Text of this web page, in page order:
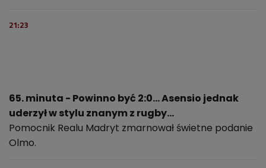
21:23
65. minuta - Powinno być 2:0... Asensio jednak
uderzył w stylu znanym z rugby...
Pomocnik Realu Madryt zmarnował świetne podanie
Olmo.